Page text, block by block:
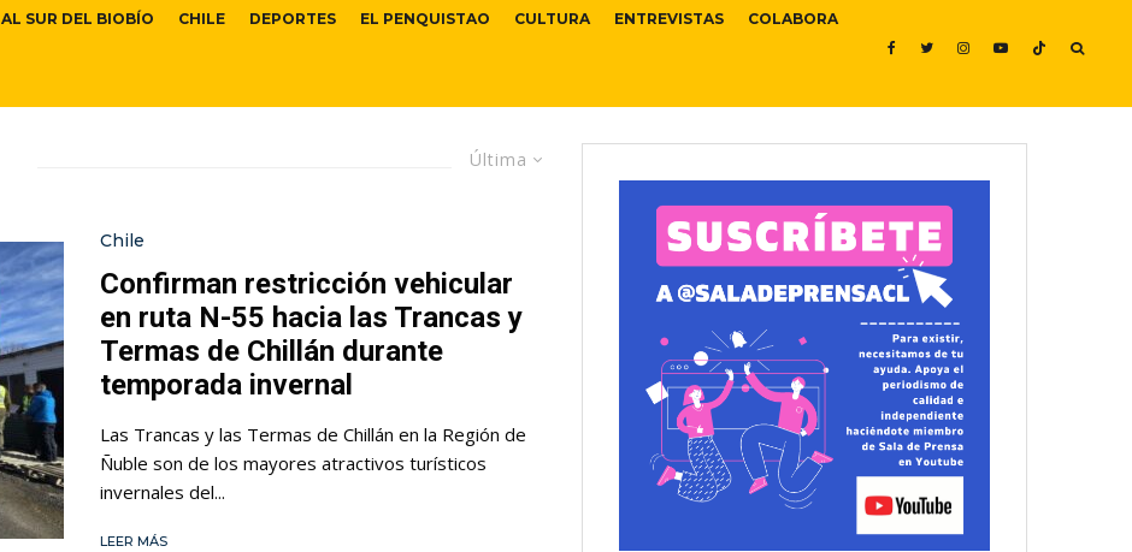
AL SUR DEL BIOBÍO CHILE DEPORTES EL PENQUISTAO CULTURA ENTREVISTAS COLABORA
Última
Chile
Confirman restricción vehicular
en ruta N-55 hacia las Trancas y
Termas de Chillán durante
temporada invernal
Las Trancas y las Termas de Chillán en la Región de
Ñuble son de los mayores atractivos turísticos
invernales del...
LEER MÁS